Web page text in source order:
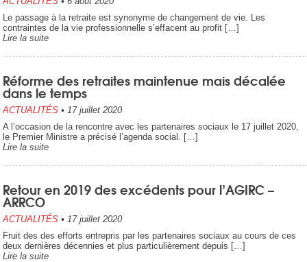
Le passage à la retraite est synonyme de changement de vie. Les
contraintes de la vie professionnelle s’effacent au profit […]
Lire la suite
Réforme des retraites maintenue mais décalée
dans le temps
ACTUALITÉS • 17 juillet 2020
A l’occasion de la rencontre avec les partenaires sociaux le 17 juillet 2020,
le Premier Ministre a précisé l’agenda social. […]
Lire la suite
Retour en 2019 des excédents pour l’AGIRC –
ARRCO
ACTUALITÉS • 17 juillet 2020
Fruit des des efforts entrepris par les partenaires sociaux au cours de ces
deux dernières décennies et plus particulièrement depuis […]
Lire la suite